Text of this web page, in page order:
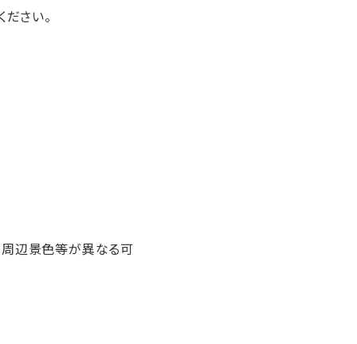
さい。
辺景色等が異なる可